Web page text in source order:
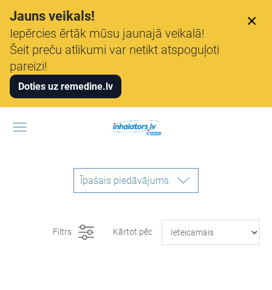
Jauns veikals!
Iepērcies ērtāk mūsu jaunajā veikalā!
Šeit preču atlikumi var netikt atspoguļoti
pareizi!
Doties uz remedine.lv
×
Īpašais piedāvājums
Filtrs Kārtot pēc